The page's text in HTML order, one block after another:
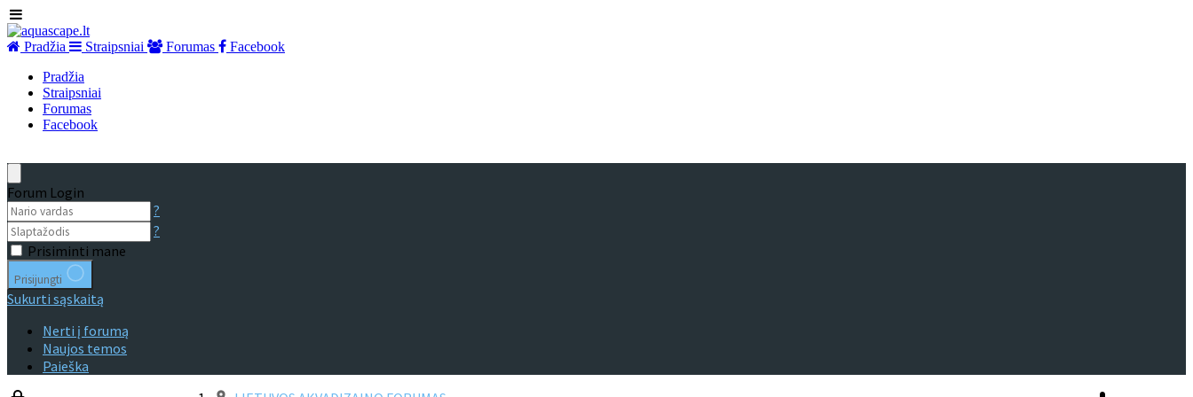
Pradžia Straipsniai Forumas
Facebook
Pradžia
Straipsniai
Forumas
Facebook
Forum Login
?
?
Prisiminti mane
Prisijungti
Sukurti sąskaitą
Nerti į forumą
Naujos temos
Paieška